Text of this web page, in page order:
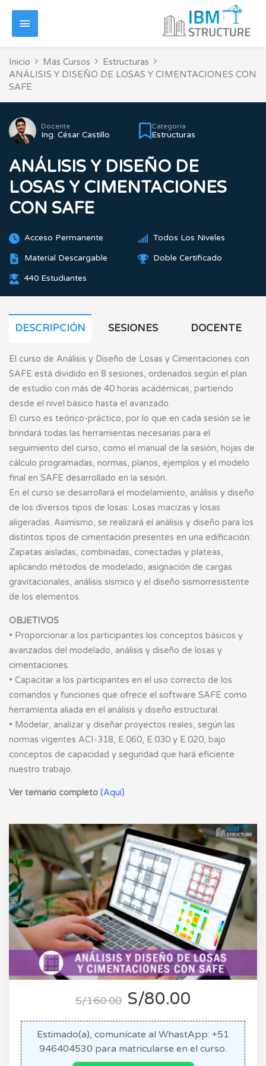
Menú
principal
Inicio Más Cursos
Estructuras
ANÁLISIS Y DISEÑO DE LOSAS Y CIMENTACIONES CON
SAFE
Docente
Ing. César Castillo
Categoría
Estructuras
ANÁLISIS Y DISEÑO DE
LOSAS Y CIMENTACIONES
CON SAFE
Acceso Permanente Todos Los Niveles
Material Descargable Doble Certificado
440 Estudiantes
DESCRIPCIÓN SESIONES DOCENTE
El curso de Análisis y Diseño de Losas y Cimentaciones con
SAFE está dividido en 8 sesiones, ordenados según el plan
de estudio con más de 40 horas académicas, partiendo
desde el nivel básico hasta el avanzado.
El curso es teórico-práctico, por lo que en cada sesión se le
brindará todas las herramientas necesarias para el
seguimiento del curso, como el manual de la sesión, hojas de
cálculo programadas, normas, planos, ejemplos y el modelo
final en SAFE desarrollado en la sesión.
En el curso se desarrollará el modelamiento, análisis y diseño
de los diversos tipos de losas: Losas macizas y losas
aligeradas. Asimismo, se realizará el análisis y diseño para los
distintos tipos de cimentación presentes en una edificación:
Zapatas aisladas, combinadas, conectadas y plateas,
aplicando métodos de modelado, asignación de cargas
gravitacionales, análisis sísmico y el diseño sismorresistente
de los elementos.
OBJETIVOS
• Proporcionar a los participantes los conceptos básicos y
avanzados del modelado, análisis y diseño de losas y
cimentaciones.
• Capacitar a los participantes en el uso correcto de los
comandos y funciones que ofrece el software SAFE como
herramienta aliada en el análisis y diseño estructural.
• Modelar, analizar y diseñar proyectos reales, según las
normas vigentes ACI-318, E.060, E.030 y E.020, bajo
conceptos de capacidad y seguridad que hará eficiente
nuestro trabajo.
Ver temario completo (Aquí)
S/160.00 S/80.00
Estimado(a), comunícate al WhastApp: +51
946404530 para matricularse en el curso.